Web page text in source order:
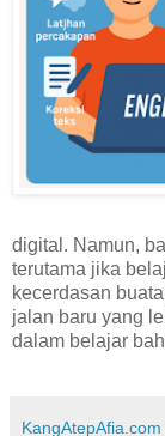
digital. Namun,
terutama jika
kecerdasan
jalan baru yang
dalam belajar
KangAtepAfia.com